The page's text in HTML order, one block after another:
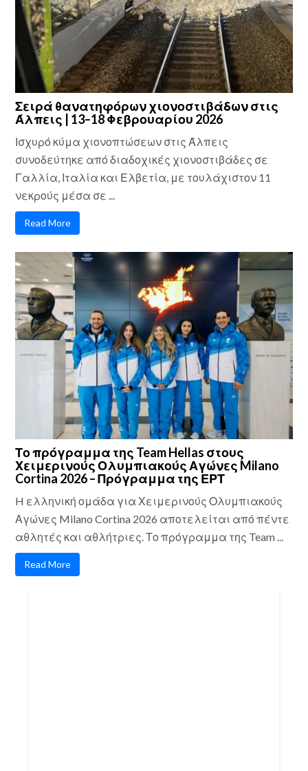
Σειρά θανατηφόρων χιονοστιβάδων στις
Άλπεις | 13–18 Φεβρουαρίου 2026
Ισχυρό κύμα χιονοπτώσεων στις Άλπεις
συνοδεύτηκε από διαδοχικές χιονοστιβάδες σε
Γαλλία, Ιταλία και Ελβετία, με τουλάχιστον 11
νεκρούς μέσα σε ...
Read More
Το πρόγραμμα της Team Hellas στους
Χειμερινούς Ολυμπιακούς Αγώνες Milano
Cortina 2026 – Πρόγραμμα της ΕΡΤ
H ελληνική ομάδα για Χειμερινούς Ολυμπιακούς
Αγώνες Milano Cortina 2026 αποτελείται από πέντε
αθλητές και αθλήτριες. Το πρόγραμμα της Team ...
Read More